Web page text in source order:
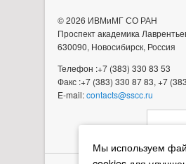
Мы используем
© 2026 ИВМиМГ СО РАН
Проспект академика
630090, Новосибирск, Россия
Телефон :+7 (383) 330 83 53
Факс :+7 (383) 330 87 83, +7
E-mail:contacts@sscc.ru